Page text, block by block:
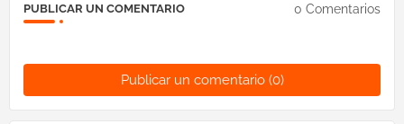
PUBLICAR UN COMENTARIO 0 Comentarios
Publicar un comentario (0)